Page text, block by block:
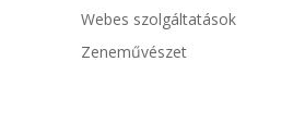
Webes szolgáltatások
Zeneművészet